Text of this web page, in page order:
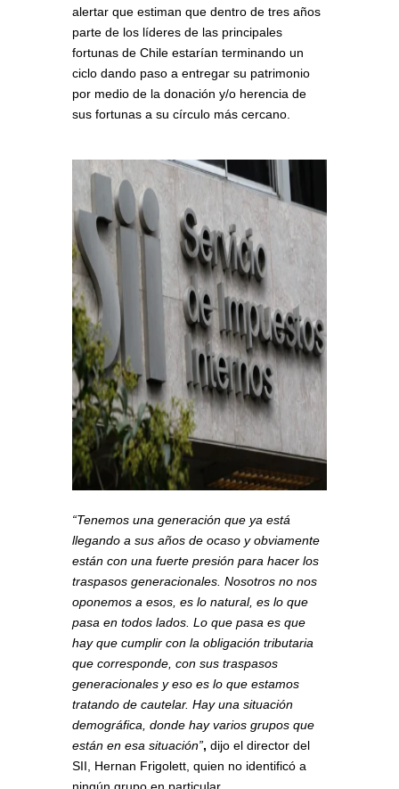
alertar que estiman que dentro de tres años
parte de los líderes de las principales
fortunas de Chile estarían terminando un
ciclo dando paso a entregar su patrimonio
por medio de la donación y/o herencia de
sus fortunas a su círculo más cercano.
“Tenemos una generación que ya está
llegando a sus años de ocaso y obviamente
están con una fuerte presión para hacer los
traspasos generacionales. Nosotros no nos
oponemos a esos, es lo natural, es lo que
pasa en todos lados. Lo que pasa es que
hay que cumplir con la obligación tributaria
que corresponde, con sus traspasos
generacionales y eso es lo que estamos
tratando de cautelar. Hay una situación
demográfica, donde hay varios grupos que
están en esa situación”, dijo el director del
SII, Hernan Frigolett, quien no identificó a